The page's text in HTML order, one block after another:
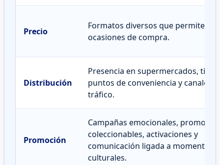
Precio
Formatos diversos que permiten
ocasiones de compra.
Distribución
Presencia en supermercados,
puntos de conveniencia y canales
tráfico.
Promoción
Campañas emocionales,
coleccionables, activaciones y
comunicación ligada a momentos
culturales.